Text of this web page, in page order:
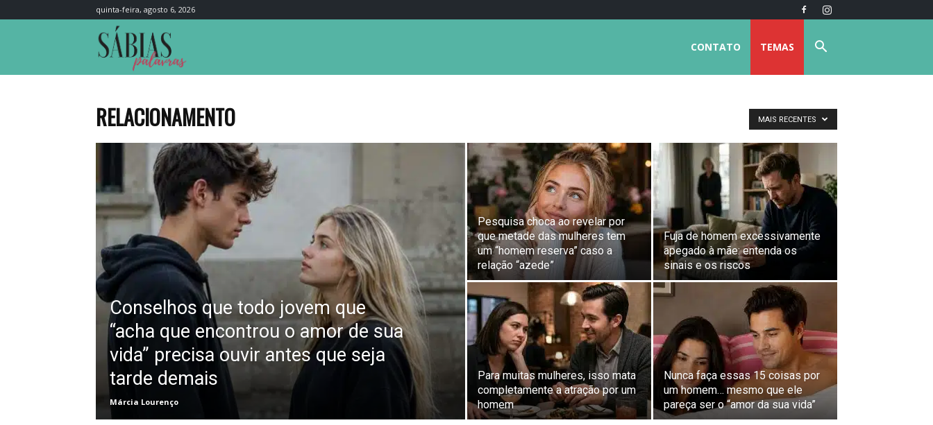
quinta-feira, agosto 6, 2026
TEMAS
CONTATO
RELACIONAMENTO MAIS RECENTES
Conselhos que todo jovem que
“acha que encontrou o amor de sua
vida” precisa ouvir antes que seja
tarde demais
Márcia Lourenço
Pesquisa choca ao revelar por
que metade das mulheres tem
um “homem reserva” caso a
relação “azede”
Fuja de homem excessivamente
apegado à mãe: entenda os
sinais e os riscos
Para muitas mulheres, isso mata
completamente a atração por um
homem
Nunca faça essas 15 coisas por
um homem… mesmo que ele
pareça ser o “amor da sua vida”